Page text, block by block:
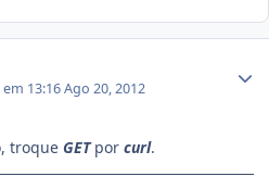
em 13:16Ago 20, 2012
troque GETpor curl.